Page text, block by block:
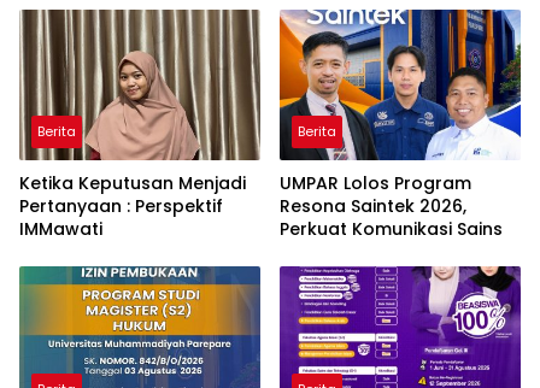
Ancaman Kleptokrasi
Berita
Ketika Keputusan Menjadi
Pertanyaan : Perspektif
IMMawati
Berita
UMPAR Lolos Program
Resona Saintek 2026,
Perkuat Komunikasi Sains